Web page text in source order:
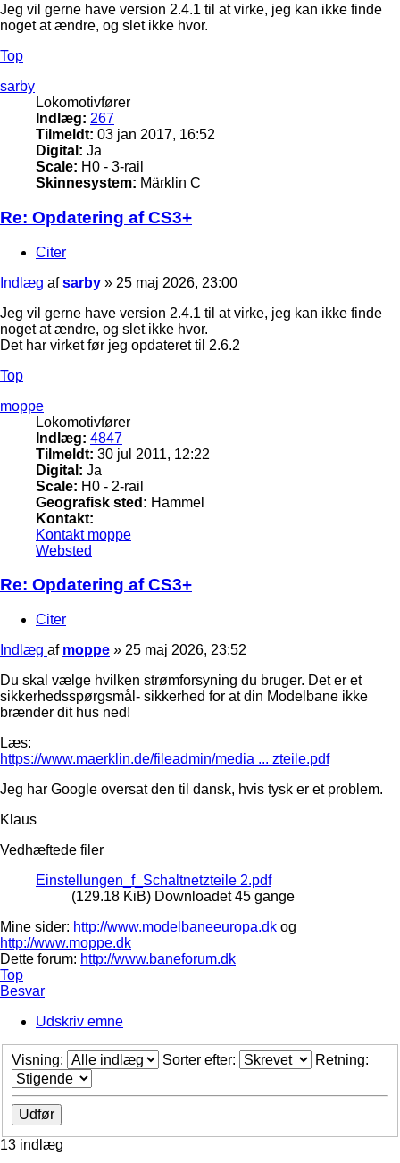
Jeg vil gerne have version 2.4.1 til at virke, jeg kan ikke finde
noget at ændre, og slet ikke hvor.
Top
sarby
Lokomotivfører
Indlæg: 267
Tilmeldt: 03 jan 2017, 16:52
Digital: Ja
Scale: H0 - 3-rail
Skinnesystem: Märklin C
Re: Opdatering af CS3+
Citer
Indlæg afsarby » 25 maj 2026, 23:00
Jeg vil gerne have version 2.4.1 til at virke, jeg kan ikke finde
noget at ændre, og slet ikke hvor.
Det har virket før jeg opdateret til 2.6.2
Top
moppe
Lokomotivfører
Indlæg: 4847
Tilmeldt: 30 jul 2011, 12:22
Digital: Ja
Scale: H0 - 2-rail
Geografisk sted: Hammel
Kontakt:
Kontakt moppe
Websted
Re: Opdatering af CS3+
Citer
Indlæg af moppe » 25 maj 2026, 23:52
Du skal vælge hvilken strømforsyning du bruger. Det er et
sikkerhedsspørgsmål- sikkerhed for at din Modelbane ikke
brænder dit hus ned!
Læs:
https://www.maerklin.de/fileadmin/media ... zteile.pdf
Jeg har Google oversat den til dansk, hvis tysk er et problem.
Klaus
Vedhæftede filer
Einstellungen_f_Schaltnetzteile 2.pdf
(129.18 KiB) Downloadet 45 gange
Mine sider: http://www.modelbaneeuropa.dk og
http://www.moppe.dk
Dette forum: http://www.baneforum.dk
Top
Besvar
Udskriv emne
Visning: Sorter efter: Retning:
13 indlæg